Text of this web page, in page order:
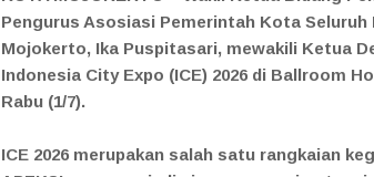
Pengurus Asosiasi Pemerintah Kota Seluruh
Mojokerto, Ika Puspitasari, mewakili Ketua
Indonesia City Expo (ICE) 2026 di Ballroom
Rabu (1/7).
ICE 2026 merupakan salah satu rangkaian